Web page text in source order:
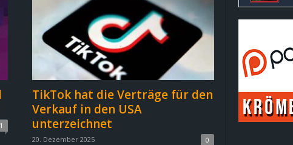
1
TikTok hat die Verträge für den
Verkauf in den USA
unterzeichnet
20. Dezember 2025 0